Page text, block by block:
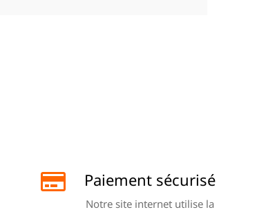
Paiement sécurisé
Notre site internet utilise la